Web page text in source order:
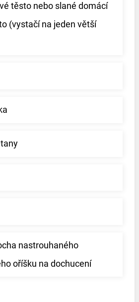
těsto nebo slané domácí
(vystačí na jeden větší
nastrouhaného
oříšku na dochucení